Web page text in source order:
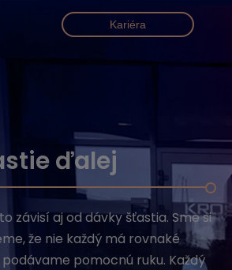
Kariéra
ďalej
závisí aj od dávky šťastia. Sme si
že nie každý má rovnaké
pomocnú ruku. Každý